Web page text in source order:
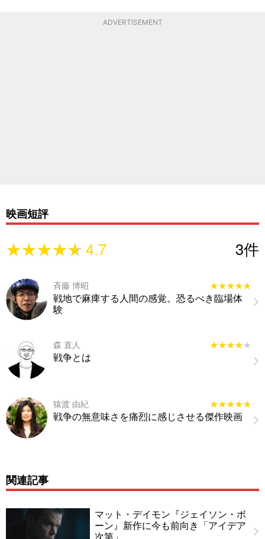
ADVERTISEMENT
映画短評
★★★★★
★★★★★4.7 3件
斉藤 博昭 ★★★★★
★★★★★
戦地で麻痺する人間の感覚。恐るべき臨場体
験
森 直人 ★★★★★
★★★★★
戦争とは
猿渡 由紀 ★★★★★
★★★★★
戦争の無意味さを痛烈に感じさせる傑作映画
関連記事
マット・デイモン『ジェイソン・ボ
ーン』新作に今も前向き「アイデア